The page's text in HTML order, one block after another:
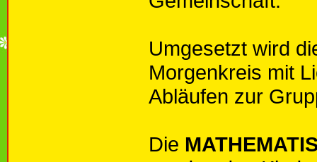
Umgesetzt wird
Morgenkreis mit
Abläufen zur
Die